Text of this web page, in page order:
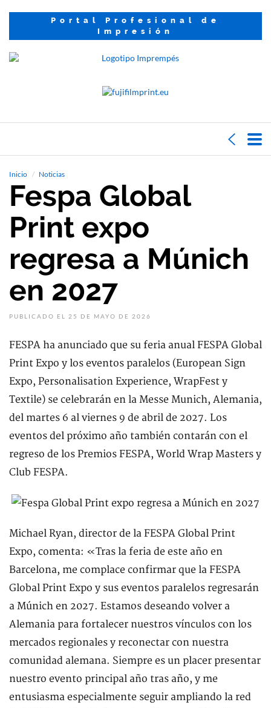
Portal Profesional de
Impresión
Inicio Noticias
Fespa Global
Print expo
regresa a Múnich
en 2027
PUBLICADO EL 25 DE MAYO DE 2026
FESPA ha anunciado que su feria anual FESPA Global
Print Expo y los eventos paralelos (European Sign
Expo, Personalisation Experience, WrapFest y
Textile) se celebrarán en la Messe Munich, Alemania,
del martes 6 al viernes 9 de abril de 2027. Los
eventos del próximo año también contarán con el
regreso de los Premios FESPA, World Wrap Masters y
Club FESPA.
Michael Ryan, director de la FESPA Global Print
Expo, comenta: «Tras la feria de este año en
Barcelona, me complace confirmar que la FESPA
Global Print Expo y sus eventos paralelos regresarán
a Múnich en 2027. Estamos deseando volver a
Alemania para fortalecer nuestros vínculos con los
mercados regionales y reconectar con nuestra
comunidad alemana. Siempre es un placer presentar
nuestro evento principal año tras año, y me
entusiasma especialmente seguir ampliando la red